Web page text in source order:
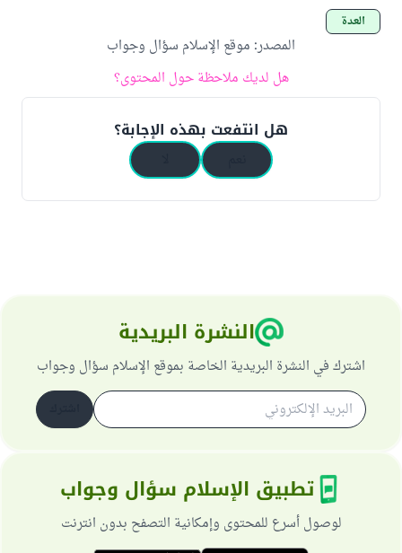
العدة
المصدر: موقع الإسلام سؤال وجواب
هل لديك ملاحظة حول المحتوى؟
هل انتفعت بهذه الإجابة؟
النشرة البريدية
اشترك في النشرة البريدية الخاصة بموقع الإسلام سؤال وجواب
تطبيق الإسلام سؤال وجواب
لوصول أسرع للمحتوى وإمكانية التصفح بدون انترنت